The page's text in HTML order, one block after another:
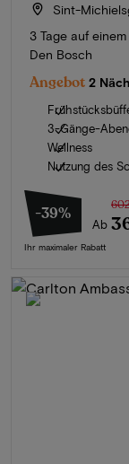
Sint-
3 Tage auf
Den Bosch
Angebot 2
3-Gänge-
Wellness
Nutzung des
-39%
Ab
Ihr maximaler Rabatt